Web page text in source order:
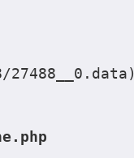
27488__0.data)